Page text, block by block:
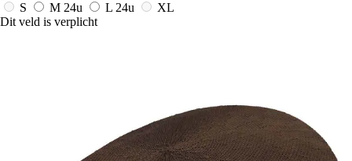
S
M 24u L 24u
XL
Dit veld is verplicht